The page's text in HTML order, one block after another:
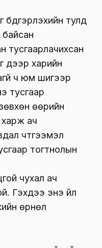
бүдгэрүүлэхийн тулд
байсан
тусгаарлачихсан
дээр харийн
ч юм шигээр
тусгаар
өөрийн
ач
чтүгээмэл
тогтнолын
чухал ач
Гэхдээ энэ үйл
өрнөл